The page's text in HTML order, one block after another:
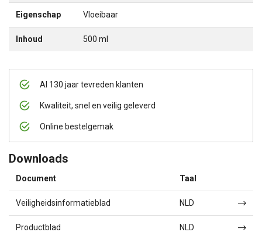
Al 130 jaar tevreden klanten
Kwaliteit, snel en veilig geleverd
Online bestelgemak
Downloads
Document Taal
Veiligheidsinformatieblad NLD
Productblad NLD
Eigenschap Vloeibaar
Inhoud 500 ml